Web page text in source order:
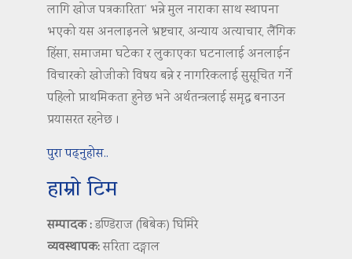
लागि खोज पत्रकारिता’ भन्ने मुल नाराका साथ स्थापना
भएको यस अनलाइनले भ्रष्टचार, अन्याय अत्याचार, लैंगिक
हिंसा, समाजमा घटेका र लुकाएका घटनालाई अनलाईन
विचारको खोजीको विषय बन्ने र नागरिकलाई सुसूचित गर्ने
पहिलो प्राथमिकता हुनेछ भने अर्थतन्त्रलाई समृद्ध बनाउन
प्रयासरत रहनेछ ।
पुरा पढ्नुहोस..
हाम्रो टिम
सम्पादक :डण्डिराज (बिबेक) घिमिरे
व्यवस्थापक:सरिता दङ्गाल